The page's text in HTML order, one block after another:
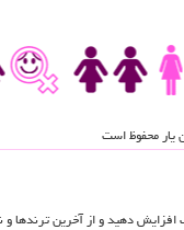
افزایش دهید و از آخرین